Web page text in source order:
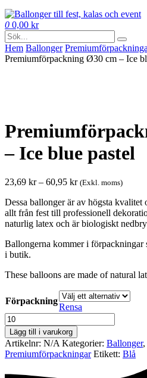
0 0,00 kr
Hem Ballonger
Premiumförpackning Ø30 cm – Ice
– Ice blue pastel
23,69 kr – 60,95 krPrisintervall:
till
60,95 kr
(Exkl. moms)
Dessa ballonger är av högsta kvalitet
allt från fest till professionell
naturlig latex och är biologiskt
Ballongerna kommer i förpackningar
i butik.
These balloons are made of natural
Förpackning
Rensa
Premiumförpackning
Ø30
cm
-
Ice
Lägg till i varukorg
Artikelnr: N/A Kategorier: Ballonger,
Premium­förpackningar Etikett: Blå